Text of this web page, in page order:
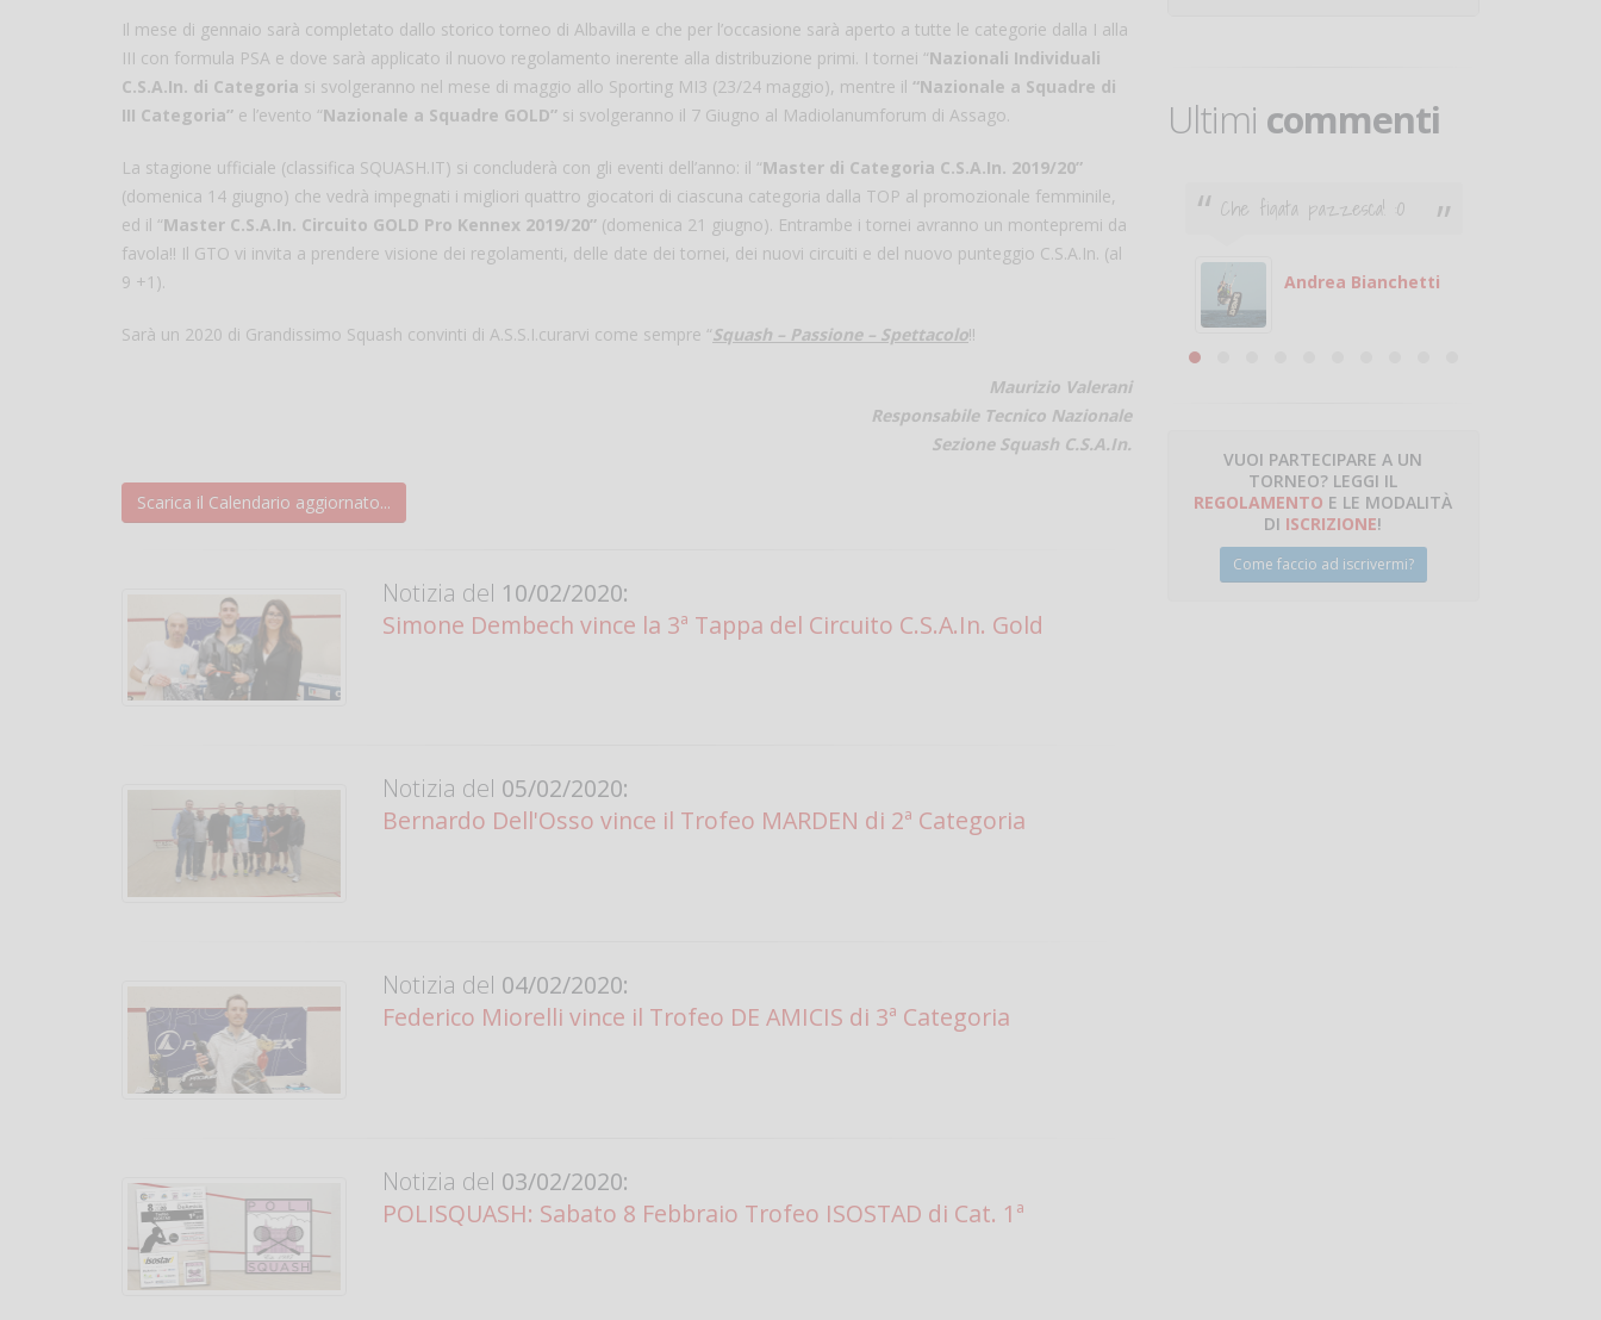
Il mese di gennaio sarà completato dallo storico torneo di Albavilla e che per l’occasione sarà aperto a tutte le categorie dalla I alla
III con formula PSA e dove sarà applicato il nuovo regolamento inerente alla distribuzione primi. I tornei “Nazionali Individuali
C.S.A.In. di Categoria si svolgeranno nel mese di maggio allo Sporting MI3 (23/24 maggio), mentre il “Nazionale a Squadre di
III Categoria” e l’evento “Nazionale a Squadre GOLD” si svolgeranno il 7 Giugno al Madiolanumforum di Assago.
La stagione ufficiale (classifica SQUASH.IT) si concluderà con gli eventi dell’anno: il “Master di Categoria C.S.A.In. 2019/20”
(domenica 14 giugno) che vedrà impegnati i migliori quattro giocatori di ciascuna categoria dalla TOP al promozionale femminile,
ed il “Master C.S.A.In. Circuito GOLD Pro Kennex 2019/20” (domenica 21 giugno). Entrambe i tornei avranno un montepremi da
favola!! Il GTO vi invita a prendere visione dei regolamenti, delle date dei tornei, dei nuovi circuiti e del nuovo punteggio C.S.A.In. (al
9 +1).
Sarà un 2020 di Grandissimo Squash convinti di A.S.S.I.curarvi come sempre “Squash – Passione – Spettacolo!!
Maurizio Valerani
Responsabile Tecnico Nazionale
Sezione Squash C.S.A.In.
Scarica il Calendario aggiornato...
Notizia del 10/02/2020:
Simone Dembech vince la 3ª Tappa del Circuito C.S.A.In. Gold
Notizia del 05/02/2020:
Bernardo Dell'Osso vince il Trofeo MARDEN di 2ª Categoria
Notizia del 04/02/2020:
Federico Miorelli vince il Trofeo DE AMICIS di 3ª Categoria
Notizia del 03/02/2020:
POLISQUASH: Sabato 8 Febbraio Trofeo ISOSTAD di Cat. 1ª
Ultimi commenti
Salve,
come fare per prenotare
Devo chiamare il numero
telefonico o si può fare
Grazie
Che figata pazzesca! :O
Andrea Bianchetti
VUOI PARTECIPARE A UN
TORNEO? LEGGI IL
REGOLAMENTO E LE MODALITÀ
DI ISCRIZIONE!
Come faccio ad iscrivermi?